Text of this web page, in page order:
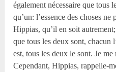
également nécessaire que tous
qu’un: l’essence des choses ne
Hippias, qu’il en soit
que tous les deux sont, chacun
est, tous les deux le sont. Je me
Cependant, Hippias, rappelle-